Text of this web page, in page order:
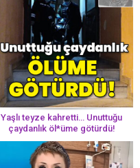
Yaşlı teyze kahretti… Unuttuğu
çaydanlık öl*üme götürdü!